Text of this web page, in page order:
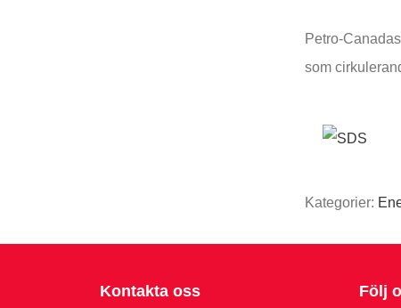
Petro-
som
Kategorier:
Kontakta oss Följ